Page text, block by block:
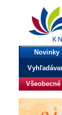
bux.sk
knihy,
Úvodná
Novinky